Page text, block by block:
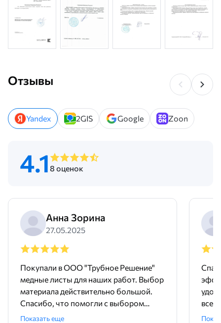
Отзывы
Yandex 2GIS Google Zoon
4.1 8 оценок
Анна Зорина
27.05.2025
Покупали в ООО "Трубное Решение"
медные листы для наших работ. Выбор
материала действительно большой.
Спасибо, что помогли с выбором
размеров. Доставили без задержек и в
Показать еще